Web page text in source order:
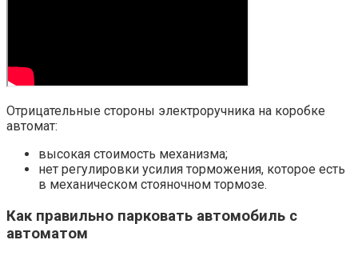
Отрицательные стороны электроручника на коробке
автомат:
высокая стоимость механизма;
нет регулировки усилия торможения, которое есть
в механическом стояночном тормозе.
Как правильно парковать автомобиль с
автоматом